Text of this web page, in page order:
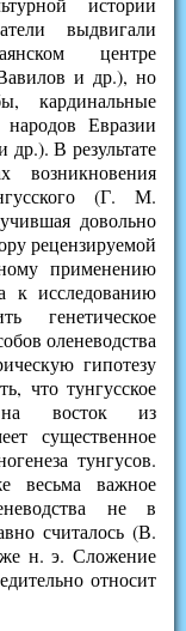
выдвигали
центре
и др.), но
кардинальные
Евразии
В результате
возникновения
(Г. М.
довольно
рецензируемой
применению
к исследованию
генетическое
оленеводства
гипотезу
что тунгусское
на восток из
существенное
тунгусов.
весьма важное
не в
считалось (В.
н. э. Сложение
относит